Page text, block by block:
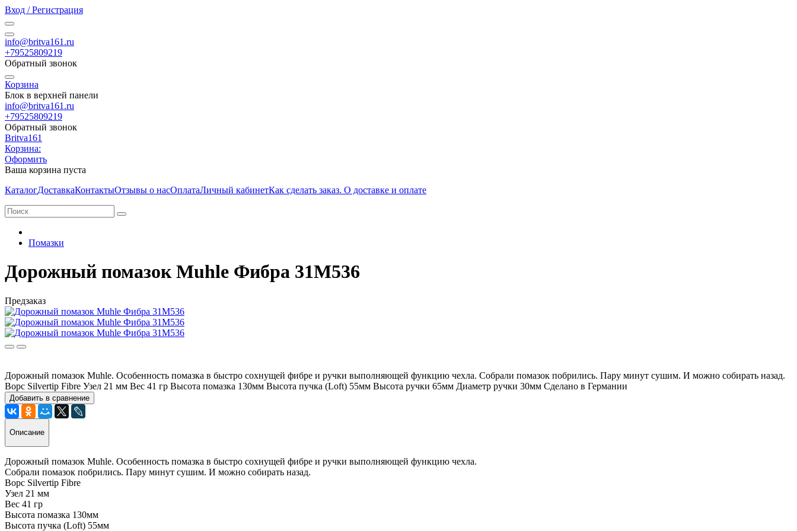
Вход / Регистрация
info@britva161.ru
+79525809219
Обратный звонок
Корзина
Блок в верхней панели
info@britva161.ru
+79525809219
Обратный звонок
Britva161
Корзина:
Оформить
Ваша корзина пуста
КаталогДоставкаКонтактыОтзывы о насОплатаЛичный кабинетКак сделать заказ. О доставке и оплате
Помазки
Дорожный помазок Muhle Фибра 31M536
Предзаказ
Дорожный помазок Muhle. Особенность помазка в быстро сохнущей фибре и ручки выполняющей функцию чехла. Собрали помазок побрились. Пару минут сушим. И можно собирать назад.
Ворс Silvertip Fibre Узел 21 мм Вес 41 гр Высота помазка 130мм Высота пучка (Loft) 55мм Высота ручки 65мм Диаметр ручки 30мм Сделано в Германии
Добавить в сравнение
Описание
Дорожный помазок Muhle. Особенность помазка в быстро сохнущей фибре и ручки выполняющей функцию чехла.
Собрали помазок побрились. Пару минут сушим. И можно собирать назад.
Ворс Silvertip Fibre
Узел 21 мм
Вес 41 гр
Высота помазка 130мм
Высота пучка (Loft) 55мм